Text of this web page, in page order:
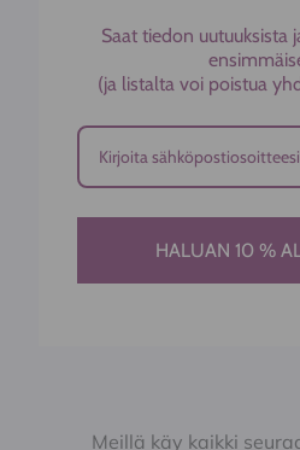
Saat tiedon uutuuksista
(ja listalta voi poistua
HALUAN 10 %
Meillä käy kaikki